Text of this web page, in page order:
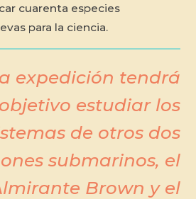
cuarenta especies
para la ciencia.
expedición tendrá
estudiar los
de otros dos
submarinos, el
Brown y el